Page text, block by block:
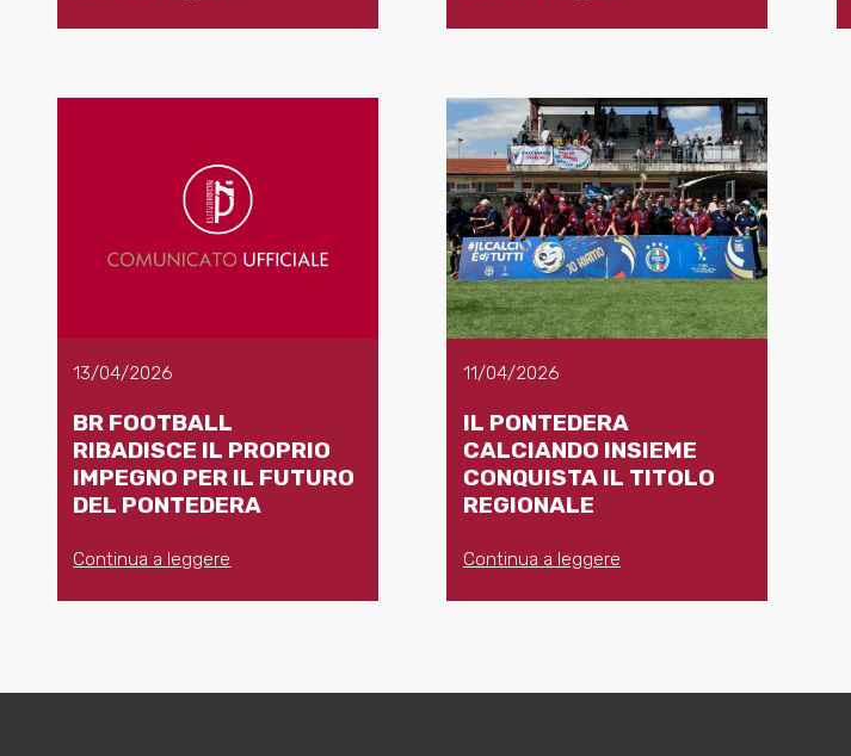
13/04/2026
BR FOOTBALL
RIBADISCE IL PROPRIO
IMPEGNO PER IL FUTURO
DEL PONTEDERA
Continua a leggere
11/04/2026
IL PONTEDERA
CALCIANDO INSIEME
CONQUISTA IL TITOLO
REGIONALE
Continua a leggere